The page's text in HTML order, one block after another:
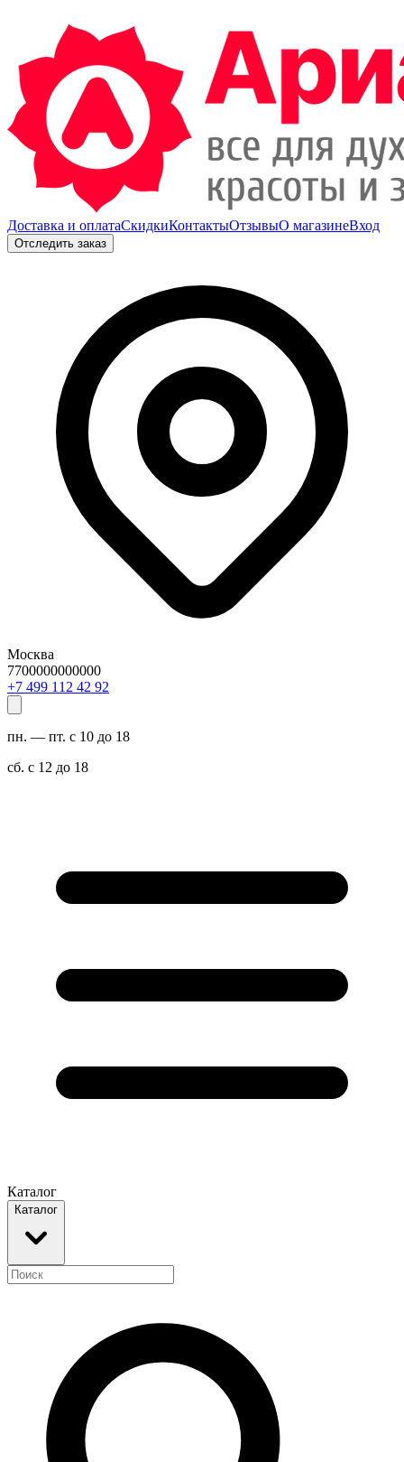
Доставка и оплатаСкидкиКонтактыОтзывыО магазинеВход
Отследить заказ
Москва
7700000000000
29 24 211 994 7+
пн. — пт. с 10 до 18
сб. с 12 до 18
Каталог
Каталог